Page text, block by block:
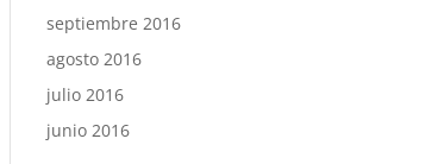
septiembre 2016
agosto 2016
julio 2016
junio 2016